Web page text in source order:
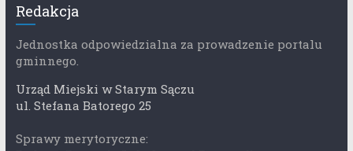
Redakcja
Jednostka odpowiedzialna za prowadzenie portalu
gminnego.
Urząd Miejski w Starym Sączu
ul. Stefana Batorego 25
Sprawy merytoryczne: